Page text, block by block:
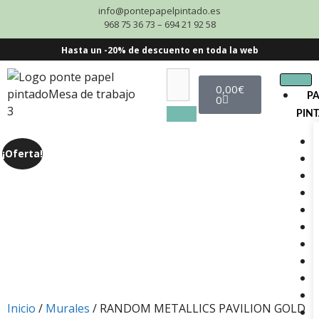
info@pontepapelpintado.es
968 75 36 73 – 694 21 92 58
Hasta un -20% de descuento en toda la web
0,00€
0
¡Oferta!
Inicio / Murales / RANDOM METALLICS PAVILION GOLD